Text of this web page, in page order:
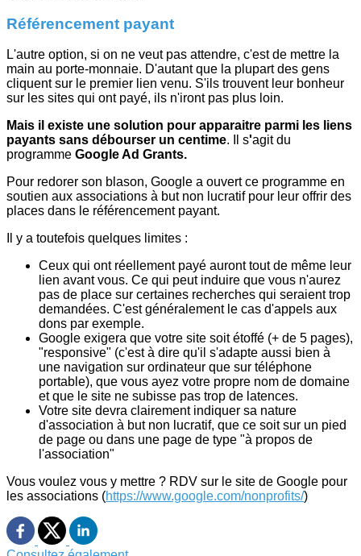
Référencement payant
L'autre option, si on ne veut pas attendre, c'est de mettre la
main au porte-monnaie. D'autant que la plupart des gens
cliquent sur le premier lien venu. S'ils trouvent leur bonheur
sur les sites qui ont payé, ils n'iront pas plus loin.
Mais il existe une solution pour apparaitre parmi les liens
payants sans débourser un centime. Il s'agit du
programme Google Ad Grants.
Pour redorer son blason, Google a ouvert ce programme en
soutien aux associations à but non lucratif pour leur offrir des
places dans le référencement payant.
Il y a toutefois quelques limites :
Ceux qui ont réellement payé auront tout de même leur
lien avant vous. Ce qui peut induire que vous n'aurez
pas de place sur certaines recherches qui seraient trop
demandées. C'est généralement le cas d'appels aux
dons par exemple.
Google exigera que votre site soit étoffé (+ de 5 pages),
"responsive" (c'est à dire qu'il s'adapte aussi bien à
une navigation sur ordinateur que sur téléphone
portable), que vous ayez votre propre nom de domaine
et que le site ne subisse pas trop de latences.
Votre site devra clairement indiquer sa nature
d'association à but non lucratif, que ce soit sur un pied
de page ou dans une page de type "à propos de
l'association"
Vous voulez vous y mettre ? RDV sur le site de Google pour
les associations (https://www.google.com/nonprofits/)